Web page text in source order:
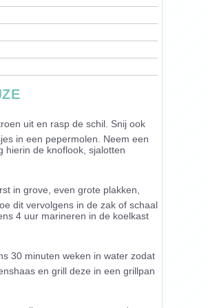
uit en rasp de schil. Snij ook
in een pepermolen. Neem een
hierin de knoflook, sjalotten
in grove, even grote plakken,
dit vervolgens in de zak of schaal
4 uur marineren in de koelkast
30 minuten weken in water zodat
en grill deze in een grillpan